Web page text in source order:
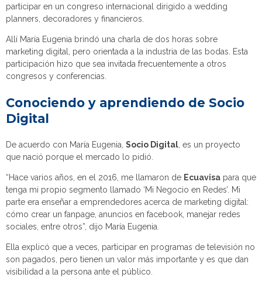
participar en un congreso internacional dirigido a wedding
planners, decoradores y financieros.
Allí María Eugenia brindó una charla de dos horas sobre
marketing digital, pero orientada a la industria de las bodas. Esta
participación hizo que sea invitada frecuentemente a otros
congresos y conferencias.
Conociendo y aprendiendo de Socio
Digital
De acuerdo con María Eugenia, Socio Digital, es un proyecto
que nació porque el mercado lo pidió.
“Hace varios años, en el 2016, me llamaron de Ecuavisa para que
tenga mi propio segmento llamado ‘Mi Negocio en Redes’. Mi
parte era enseñar a emprendedores acerca de marketing digital:
cómo crear un fanpage, anuncios en facebook, manejar redes
sociales, entre otros”, dijo María Eugenia.
Ella explicó que a veces, participar en programas de televisión no
son pagados, pero tienen un valor más importante y es que dan
visibilidad a la persona ante el público.